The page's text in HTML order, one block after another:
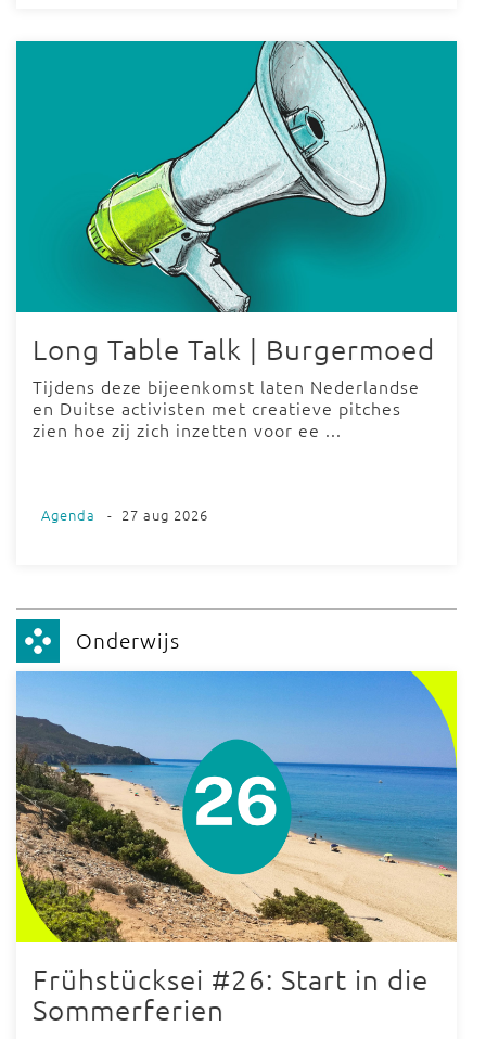
Long Table Talk | Burgermoed
Tijdens deze bijeenkomst laten Nederlandse
en Duitse activisten met creatieve pitches
zien hoe zij zich inzetten voor ee ...
Agenda - 27 aug 2026
Onderwijs
Frühstücksei #26: Start in die
Sommerferien